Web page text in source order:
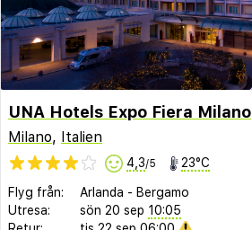
UNA Hotels Expo Fiera Milano
Milano, Italien
4,3/5 23°C
Flyg från: Arlanda - Bergamo
Utresa:
sön 20 sep 10:05